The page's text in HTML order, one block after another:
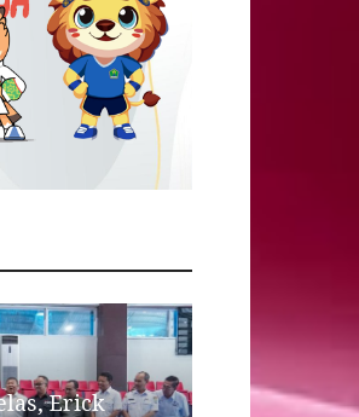
Erick